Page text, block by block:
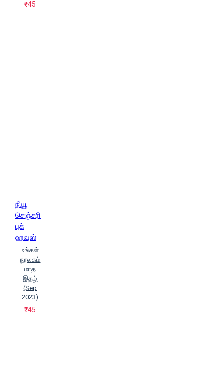
₹45
நியூ
செஞ்சுரி
புக்
ஹவுஸ்
உங்கள்
நூலகம்
மாத
இதழ்
(Sep
2023)
₹45